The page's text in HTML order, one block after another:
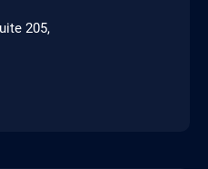
205,